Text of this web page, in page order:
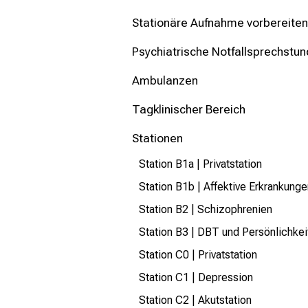
Stationäre Aufnahme vorbereiten
Psychiatrische
Ambulanzen
Tagklinischer Bereich
Stationen
Station B1a | Privatstation
Station B1b | Affektive
Station B2 | Schizophrenien
Station B3 | DBT und
Station C0 | Privatstation
Station C1 | Depression
Station C2 | Akutstation